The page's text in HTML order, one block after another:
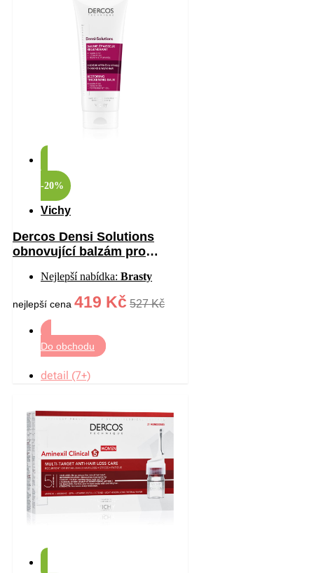
-20%
Vichy
Dercos Densi Solutions
obnovující balzám pro
Nejlepší nabídka: Brasty
nejlepší cena 419 Kč 527 Kč
Do obchodu
detail (7+)